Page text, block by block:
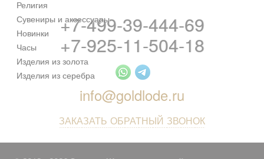
Религия
Сувениры и аксессуары
Новинки
Часы
Изделия из золота
Изделия из серебра
+7-499-39-444-69
+7-925-11-504-18
info@goldlode.ru
ЗАКАЗАТЬ ОБРАТНЫЙ ЗВОНОК